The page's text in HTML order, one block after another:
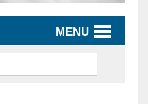
MENU